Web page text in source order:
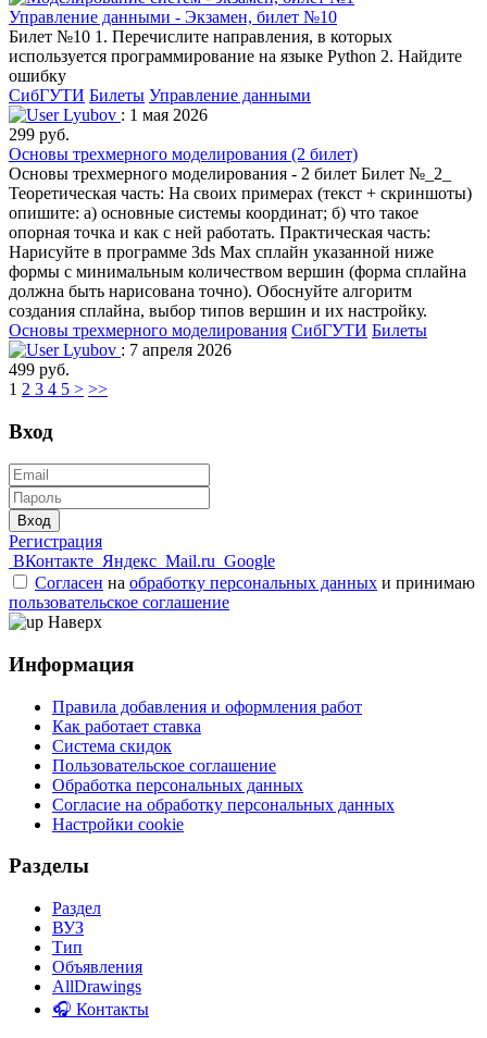
Управление данными - Экзамен, билет №10
Билет №10 1. Перечислите направления, в которых
используется программирование на языке Python 2. Найдите
ошибку
СибГУТИ Билеты Управление данными
Lyubov : 1 мая 2026
299 руб.
Основы трехмерного моделирования (2 билет)
Основы трехмерного моделирования - 2 билет Билет №_2_
Теоретическая часть: На своих примерах (текст + скриншоты)
опишите: а) основные системы координат; б) что такое
опорная точка и как с ней работать. Практическая часть:
Нарисуйте в программе 3ds Max сплайн указанной ниже
формы с минимальным количеством вершин (форма сплайна
должна быть нарисована точно). Обоснуйте алгоритм
создания сплайна, выбор типов вершин и их настройку.
Основы трехмерного моделирования СибГУТИ Билеты
Lyubov : 7 апреля 2026
499 руб.
1 2 3 4 5 > >>
Вход
Вход
Регистрация
ВКонтакте Яндекс Mail.ru Google
Согласен на обработку персональных данных и принимаю
пользовательское соглашение
Наверх
Информация
Правила добавления и оформления работ
Как работает ставка
Система скидок
Пользовательское соглашение
Обработка персональных данных
Согласие на обработку персональных данных
Настройки cookie
Разделы
Раздел
ВУЗ
Тип
Объявления
AllDrawings
🎧 Контакты